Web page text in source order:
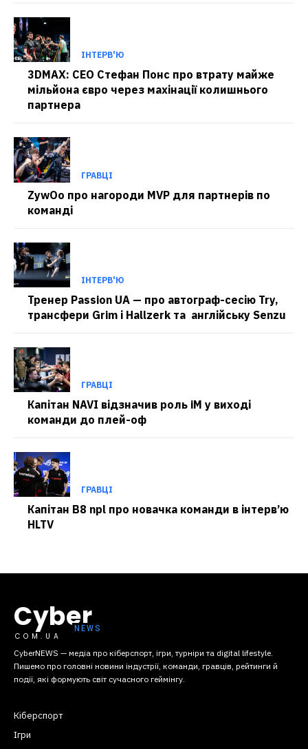
ІНТЕРВ'Ю
3DMAX: CEO Стефан Понс про втрату майже
мільйона євро через махінації колишнього
партнера
ГРАВЦІ
ZywOo про нагороди MVP для партнерів по
команді
ІНТЕРВ'Ю
Тренер Passion UA — про автограф-сесію Try,
трансфери Grim і Hallzerk та англійську Senzu
ГРАВЦІ
Капітан NAVI відзначив роль iM у виході
команди до плей-оф
ГРАВЦІ
Капітан B8 npl про новачка команди в інтерв’ю
HLTV
Cyber
COM.UA
CyberNEWS — медіа про кіберспорт, ігри, турніри та digital lifestyle.
Пишемо про головні новини індустрії, команди, гравців, рейтинги й
події, які формують світ сучасного геймінгу.
Кіберспорт
Ігри